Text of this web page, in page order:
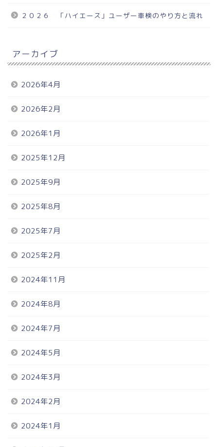
２０２６ 「ハイエース」ユーザー車検のやり方と流れ
アーカイブ
2026年4月
2026年2月
2026年1月
2025年12月
2025年9月
2025年8月
2025年7月
2025年2月
2024年11月
2024年8月
2024年7月
2024年5月
2024年3月
2024年2月
2024年1月